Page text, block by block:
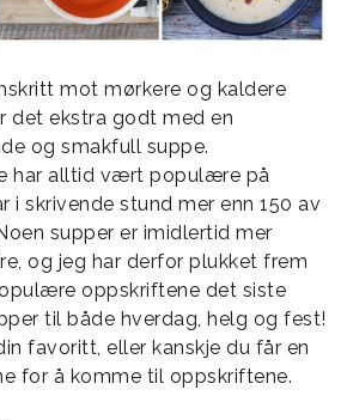
mot mørkere og kaldere
det ekstra godt med en
og smakfull suppe.
har alltid vært populære på
i skrivende stund mer enn 150 av
supper er imidlertid mer
og jeg har derfor plukket frem
oppskriftene det siste
til både hverdag, helg og fest!
favoritt, eller kanskje du får en
for å komme til oppskriftene.